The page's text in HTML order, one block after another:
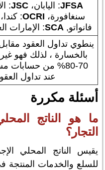
JFSA: اليابان،JSC
:
سنغافورة، OCRI
:
فانواتو,SCA: الإمارات
ينطوي تداول العقود
بالخسارة ، لذلك فهو
70-80% من
عند تداول
أسئلة مكررة
ما هو الناتج
التجار؟
للسلع والخدمات المنتجة